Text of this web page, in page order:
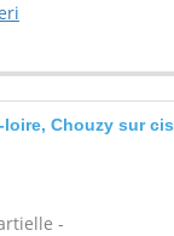
Chouzy sur
-